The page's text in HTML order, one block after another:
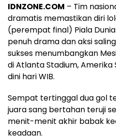
IDNZONE.COM – Tim
dramatis memastikan diri
(perempat final) Piala
penuh drama dan aksi
sukses menumbangkan
di Atlanta Stadium,
dini hari WIB.
Sempat tertinggal dua gol
juara sang bertahan teruji
menit-menit akhir babak
keadaan.